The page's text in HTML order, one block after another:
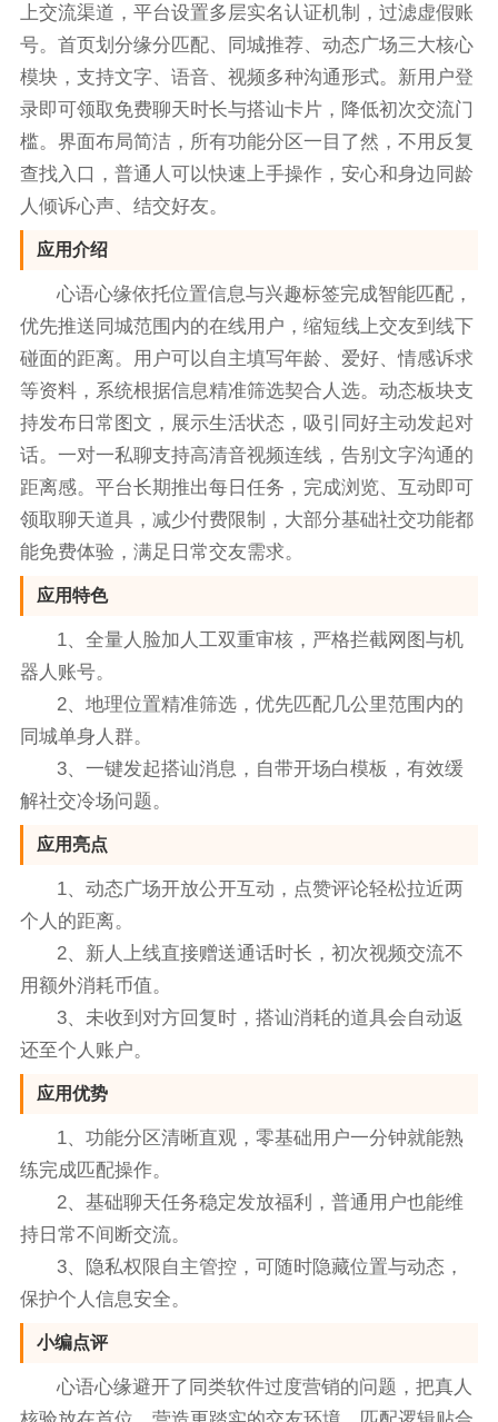
上交流渠道，平台设置多层实名认证机制，过滤虚假账
号。首页划分缘分匹配、同城推荐、动态广场三大核心
模块，支持文字、语音、视频多种沟通形式。新用户登
录即可领取免费聊天时长与搭讪卡片，降低初次交流门
槛。界面布局简洁，所有功能分区一目了然，不用反复
查找入口，普通人可以快速上手操作，安心和身边同龄
人倾诉心声、结交好友。
应用介绍
心语心缘依托位置信息与兴趣标签完成智能匹配，
优先推送同城范围内的在线用户，缩短线上交友到线下
碰面的距离。用户可以自主填写年龄、爱好、情感诉求
等资料，系统根据信息精准筛选契合人选。动态板块支
持发布日常图文，展示生活状态，吸引同好主动发起对
话。一对一私聊支持高清音视频连线，告别文字沟通的
距离感。平台长期推出每日任务，完成浏览、互动即可
领取聊天道具，减少付费限制，大部分基础社交功能都
能免费体验，满足日常交友需求。
应用特色
1、全量人脸加人工双重审核，严格拦截网图与机
器人账号。
2、地理位置精准筛选，优先匹配几公里范围内的
同城单身人群。
3、一键发起搭讪消息，自带开场白模板，有效缓
解社交冷场问题。
应用亮点
1、动态广场开放公开互动，点赞评论轻松拉近两
个人的距离。
2、新人上线直接赠送通话时长，初次视频交流不
用额外消耗币值。
3、未收到对方回复时，搭讪消耗的道具会自动返
还至个人账户。
应用优势
1、功能分区清晰直观，零基础用户一分钟就能熟
练完成匹配操作。
2、基础聊天任务稳定发放福利，普通用户也能维
持日常不间断交流。
3、隐私权限自主管控，可随时隐藏位置与动态，
保护个人信息安全。
小编点评
心语心缘避开了同类软件过度营销的问题，把真人